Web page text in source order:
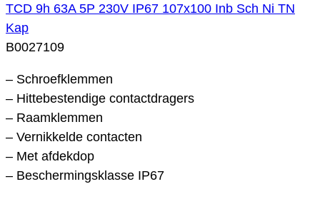
TCD 9h 63A 5P 230V IP67 107x100 Inb Sch Ni TN
Kap
B0027109
– Schroefklemmen
– Hittebestendige contactdragers
– Raamklemmen
– Vernikkelde contacten
– Met afdekdop
– Beschermingsklasse IP67